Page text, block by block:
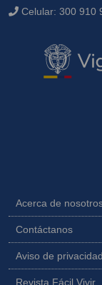
Celular: 300 910
Acerca de
Contáctanos
Aviso de privacidad
Revista Fácil Vivir